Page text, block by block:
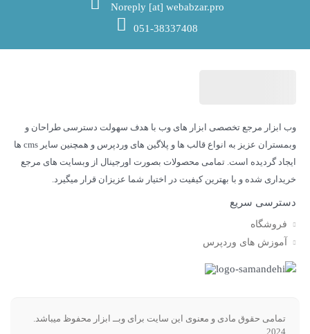
Noreply [at] webabzar.pro
051-38337408
وب ابزار مرجع تخصصی ابزار های وب با هدف سهولت دسترسی طراحان و
وبمستران عزیز به انواع قالب ها و پلاگین های وردپرس و همچنین سایر cms ها
ایجاد گردیده است. تمامی محصولات بصورت اورجینال از وبسایت های مرجع
خریداری شده و با بهترین کیفیت در اختیار شما عزیزان قرار میگیرد.
دسترسی سریع
فروشگاه
آموزش های وردپرس
تمامی حقوق مادی و معنوی این سایت برای وبــ ابزار محفوظ میباشد.​
2024